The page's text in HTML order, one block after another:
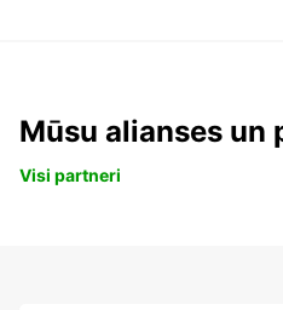
Mūsu alianses un
Visi partneri